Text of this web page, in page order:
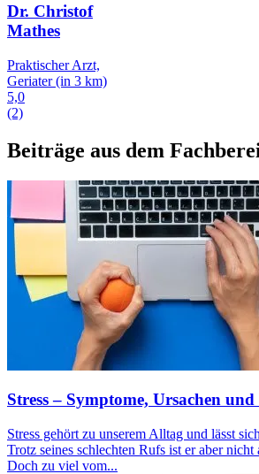
Dr. Christof
Mathes
Praktischer Arzt,
Geriater (in 3 km)
5,0
(2)
Beiträge aus dem
Stress – Symptome, Ursachen
Stress gehört zu unserem Alltag und lässt
Trotz seines schlechten Rufs ist er aber nicht
Doch zu viel vom...